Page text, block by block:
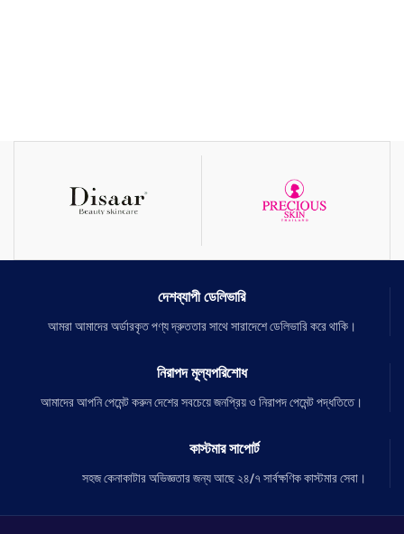
দেশব্যাপী ডেলিভারি
আমরা আমাদের অর্ডারকৃত পণ্য দ্রুততার সাথে সারাদেশে ডেলিভারি করে থাকি।
নিরাপদ মূল্যপরিশোধ
আমাদের আপনি পেমেন্ট করুন দেশের সবচেয়ে জনপ্রিয় ও নিরাপদ পেমেন্ট পদ্ধতিতে।
কাস্টমার সাপোর্ট
সহজ কেনাকাটার অভিজ্ঞতার জন্য আছে ২৪/৭ সার্বক্ষণিক কাস্টমার সেবা।